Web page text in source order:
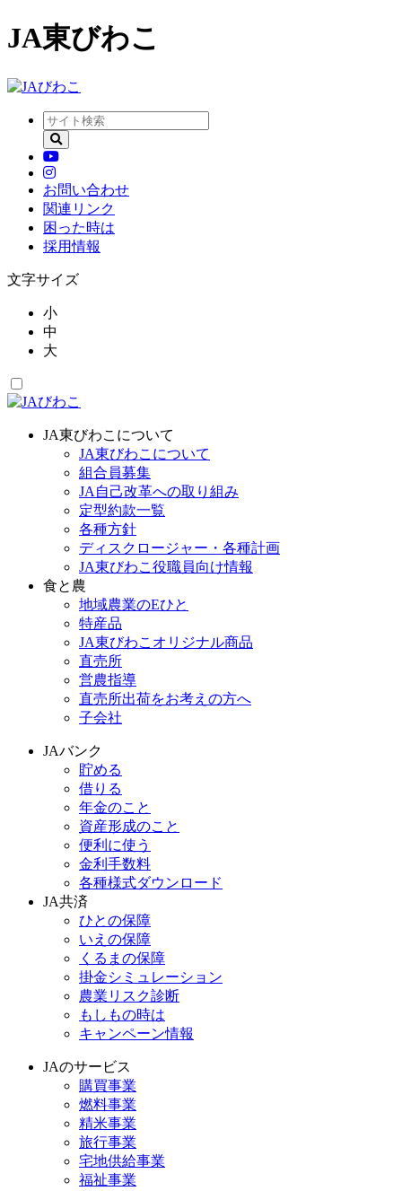
JA東びわこ
お問い合わせ
関連リンク
困った時は
採用情報
文字サイズ
小
中
大
JA東びわこについて
JA東びわこについて
組合員募集
JA自己改革への取り組み
定型約款一覧
各種方針
ディスクロージャー・各種計画
JA東びわこ役職員向け情報
食と農
地域農業のEひと
特産品
JA東びわこオリジナル商品
直売所
営農指導
直売所出荷をお考えの方へ
子会社
JAバンク
貯める
借りる
年金のこと
資産形成のこと
便利に使う
金利手数料
各種様式ダウンロード
JA共済
ひとの保障
いえの保障
くるまの保障
掛金シミュレーション
農業リスク診断
もしもの時は
キャンペーン情報
JAのサービス
購買事業
燃料事業
精米事業
旅行事業
宅地供給事業
福祉事業